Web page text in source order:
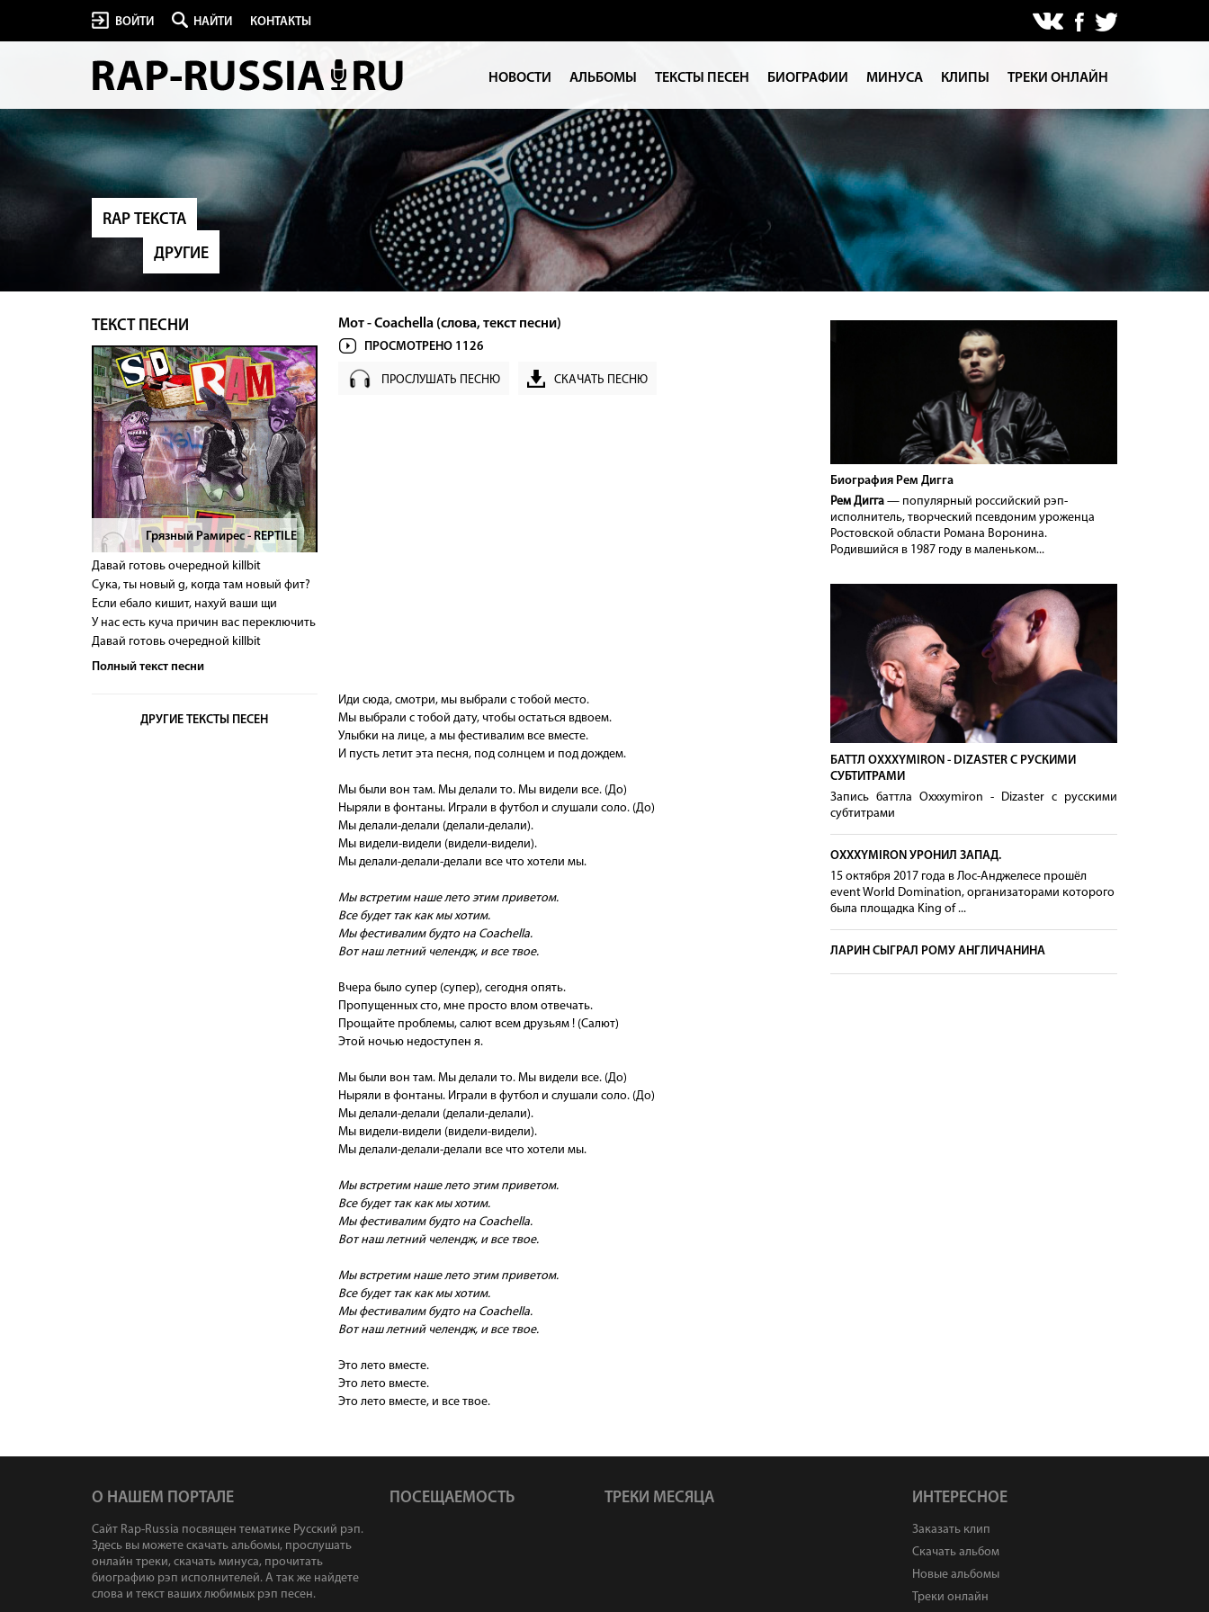
ВОЙТИ НАЙТИ КОНТАКТЫ
НОВОСТИ АЛЬБОМЫ ТЕКСТЫ ПЕСЕН БИОГРАФИИ МИНУСА КЛИПЫ ТРЕКИ ОНЛАЙН
RAP ТЕКСТА
ДРУГИЕ
ТЕКСТ ПЕСНИ
> Грязный Рамирес - REPTILE
Давай готовь очередной killbit
Сука, ты новый g, когда там новый фит?
Если ебало кишит, нахуй ваши щи
У нас есть куча причин вас переключить
Давай готовь очередной killbit
Полный текст песни
ДРУГИЕ ТЕКСТЫ ПЕСЕН
Мот - Coachella (слова, текст песни)
ПРОСМОТРЕНО 1126
ПРОСЛУШАТЬ ПЕСНЮ СКАЧАТЬ ПЕСНЮ
Иди сюда, смотри, мы выбрали с тобой место.
Мы выбрали с тобой дату, чтобы остаться вдвоем.
Улыбки на лице, а мы фестивалим все вместе.
И пусть летит эта песня, под солнцем и под дождем.
Мы были вон там. Мы делали то. Мы видели все. (До)
Ныряли в фонтаны. Играли в футбол и слушали соло. (До)
Мы делали-делали (делали-делали).
Мы видели-видели (видели-видели).
Мы делали-делали-делали все что хотели мы.
Мы встретим наше лето этим приветом.
Все будет так как мы хотим.
Мы фестивалим будто на Coachella.
Вот наш летний челендж, и все твое.
Вчера было супер (супер), сегодня опять.
Пропущенных сто, мне просто влом отвечать.
Прощайте проблемы, салют всем друзьям ! (Салют)
Этой ночью недоступен я.
Мы были вон там. Мы делали то. Мы видели все. (До)
Ныряли в фонтаны. Играли в футбол и слушали соло. (До)
Мы делали-делали (делали-делали).
Мы видели-видели (видели-видели).
Мы делали-делали-делали все что хотели мы.
Мы встретим наше лето этим приветом.
Все будет так как мы хотим.
Мы фестивалим будто на Coachella.
Вот наш летний челендж, и все твое.
Мы встретим наше лето этим приветом.
Все будет так как мы хотим.
Мы фестивалим будто на Coachella.
Вот наш летний челендж, и все твое.
Это лето вместе.
Это лето вместе.
Это лето вместе, и все твое.
Биография Рем Дигга
Рем Дигга— популярный российский рэп-
исполнитель, творческий псевдоним уроженца
Ростовской области Романа Воронина.
Родившийся в 1987 году в маленьком...
БАТТЛ OXXXYMIRON - DIZASTER С РУСКИМИ
СУБТИТРАМИ
Запись баттла Oxxxymiron - Dizaster с русскими
субтитрами
OXXXYMIRON УРОНИЛ ЗАПАД.
15 октября 2017 года в Лос-Анджелесе прошёл
event World Domination, организаторами которого
была площадка King of ...
ЛАРИН СЫГРАЛ РОМУ АНГЛИЧАНИНА
О НАШЕМ ПОРТАЛЕ
Сайт Rap-Russia посвящен тематике Русский рэп.
Здесь вы можете скачать альбомы, прослушать
онлайн треки, скачать минуса, прочитать
биографию рэп исполнителей. А так же найдете
слова и текст ваших любимых рэп песен.
ПОСЕЩАЕМОСТЬ ТРЕКИ МЕСЯЦА ИНТЕРЕСНОЕ
Заказать клип
Скачать альбом
Новые альбомы
Треки онлайн